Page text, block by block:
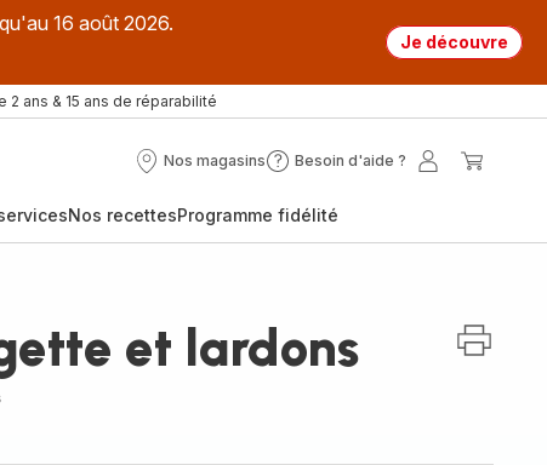
16 août 2026.
Je découvre
2 ans & 15 ans de réparabilité
Nos magasins
Nos
Besoin d'aide ?
Besoin
?
Mon
Nos recettesProgramme fidélité
et lardons